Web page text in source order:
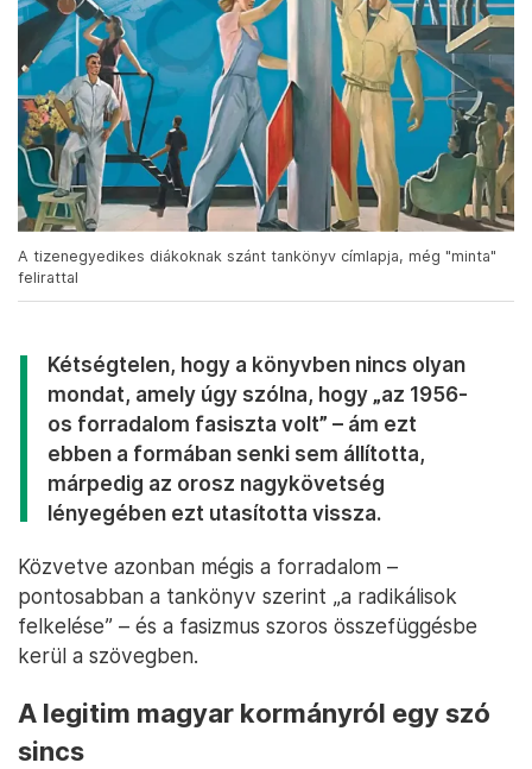
A tizenegyedikes diákoknak szánt tankönyv címlapja, még "minta"
felirattal
Kétségtelen, hogy a könyvben nincs olyan
mondat, amely úgy szólna, hogy „az 1956-
os forradalom fasiszta volt” – ám ezt
ebben a formában senki sem állította,
márpedig az orosz nagykövetség
lényegében ezt utasította vissza.
Közvetve azonban mégis a forradalom –
pontosabban a tankönyv szerint „a radikálisok
felkelése” – és a fasizmus szoros összefüggésbe
kerül a szövegben.
A legitim magyar kormányról egy szó
sincs